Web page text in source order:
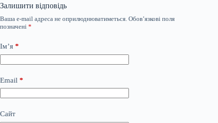
Залишити відповідь
Ваша e-mail адреса не оприлюднюватиметься. Обов’язкові поля
позначені *
Ім’я *
Email *
Сайт